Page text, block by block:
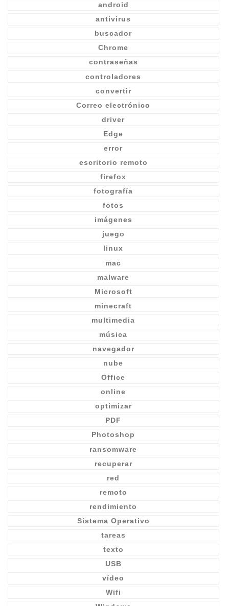
android
antivirus
buscador
Chrome
contraseñas
controladores
convertir
Correo electrónico
driver
Edge
error
escritorio remoto
firefox
fotografía
fotos
imágenes
juego
linux
mac
malware
Microsoft
minecraft
multimedia
música
navegador
nube
Office
online
optimizar
PDF
Photoshop
ransomware
recuperar
red
remoto
rendimiento
Sistema Operativo
tareas
texto
USB
vídeo
Wifi